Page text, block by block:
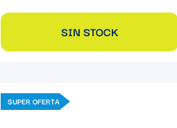
SIN STOCK
SUPER OFERTA